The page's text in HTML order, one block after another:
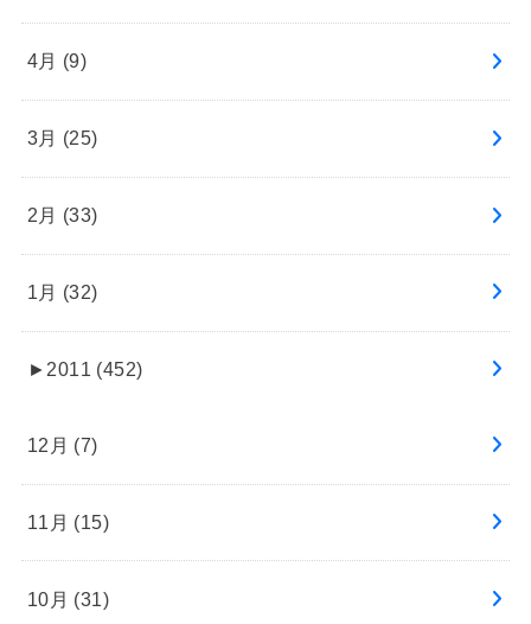
4月 (9)
3月 (25)
2月 (33)
1月 (32)
► 2011 (452)
12月 (7)
11月 (15)
10月 (31)